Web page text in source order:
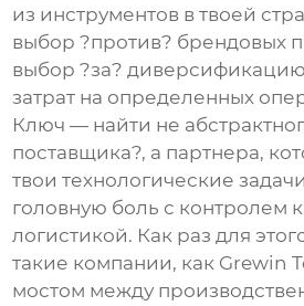
из инструментов в твоей
выбор ?против? брендовых
выбор ?за?
затрат на определенных
Ключ — найти не
поставщика?, а партнера,
твои технологические
головную боль с контролем
логистикой. Как раз для
такие компании, как Grewin
мостом между